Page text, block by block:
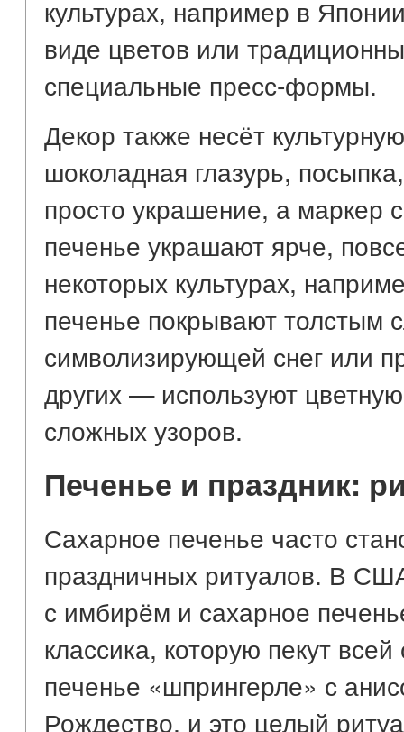
культурах, например в
виде цветов или
специальные пресс-формы.
Декор также несёт
шоколадная глазурь,
просто украшение, а маркер
печенье украшают ярче,
некоторых культурах,
печенье покрывают толстым
символизирующей снег или
других — используют
сложных узоров.
Печенье и праздник:
Сахарное печенье часто
праздничных ритуалов. В
с имбирём и сахарное
классика, которую пекут
печенье «шпрингерле» с
Рождество, и это целый